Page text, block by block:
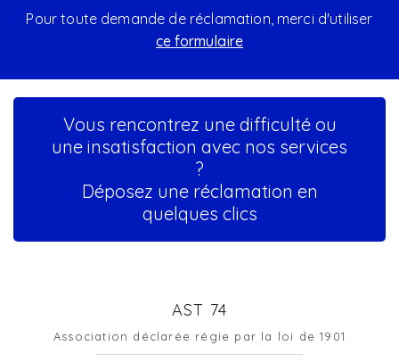
Pour toute demande de réclamation, merci d'utiliser
ce formulaire
Vous rencontrez une difficulté ou
une insatisfaction avec nos services
?
Déposez une réclamation en
quelques clics
AST 74
Association déclarée régie par la loi de 1901